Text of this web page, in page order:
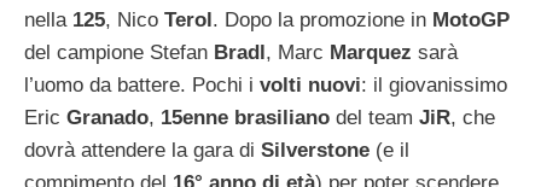
nella 125, Nico Terol. Dopo la promozione in MotoGP
del campione Stefan Bradl, Marc Marquez sarà
l’uomo da battere. Pochi i volti nuovi: il giovanissimo
Eric Granado, 15enne brasiliano del team JiR, che
dovrà attendere la gara di Silverstone (e il